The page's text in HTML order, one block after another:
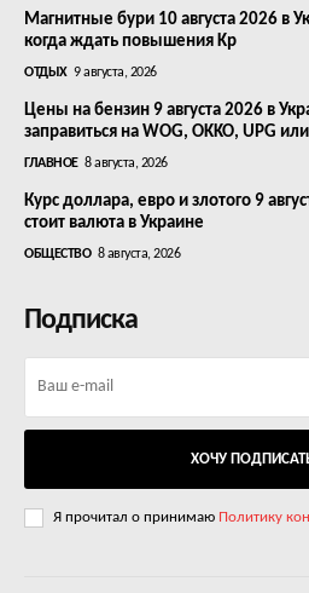
Магнитные бури 10 августа 2026 в
когда ждать повышения Kp
ОТДЫХ 9 августа, 2026
Цены на бензин 9 августа 2026 в
заправиться на WOG, OKKO, UPG
ГЛАВНОЕ 8 августа, 2026
Курс доллара, евро и злотого 9
стоит валюта в Украине
ОБЩЕСТВО 8 августа, 2026
Подписка
ХОЧУ
Я прочитал о принимаю Политику